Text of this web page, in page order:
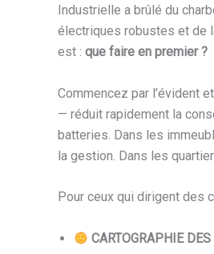
Industrielle a brûlé du
électriques robustes et de
est : que faire en premier ?
Commencez par l’évident
— réduit rapidement la
batteries. Dans les
la gestion. Dans les
Pour ceux qui dirigent des
CARTOGRAPHIE